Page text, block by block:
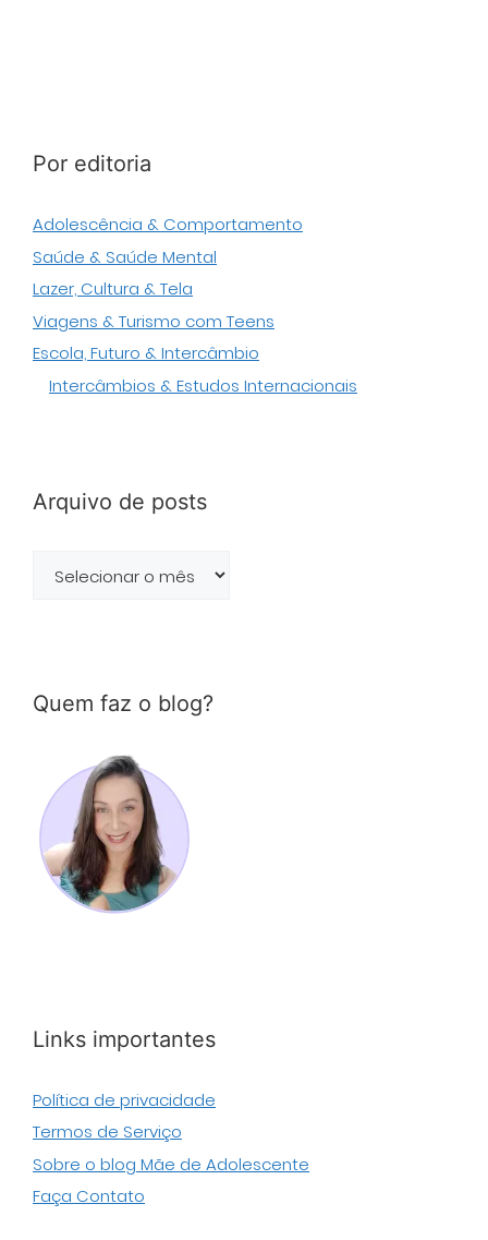
Por editoria
Adolescência & Comportamento
Saúde & Saúde Mental
Lazer, Cultura & Tela
Viagens & Turismo com Teens
Escola, Futuro & Intercâmbio
Intercâmbios & Estudos Internacionais
Arquivo de posts
Quem faz o blog?
Links importantes
Política de privacidade
Termos de Serviço
Sobre o blog Mãe de Adolescente
Faça Contato